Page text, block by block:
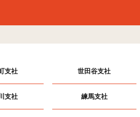
支社 世田谷支社
支社 練馬支社